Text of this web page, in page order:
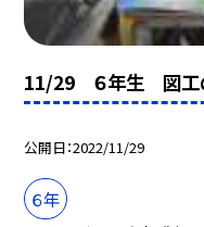
11/29 ６年生 図工
公開日 2022/11/29
６年